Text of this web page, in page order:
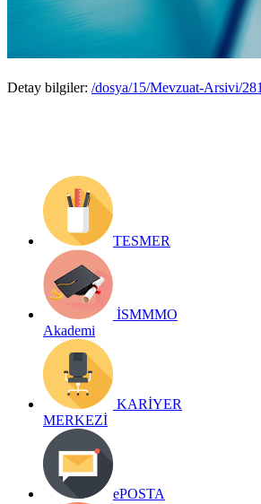
Detay bilgiler: /dosya/15/Mevzuat-Arsivi/
TESMER
İSMMMO
Akademi
KARİYER
MERKEZİ
ePOSTA